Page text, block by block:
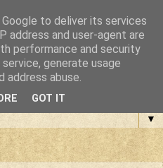
▼
to deliver its services
address and user-agent are
performance and security
generate usage
abuse.
GOT IT